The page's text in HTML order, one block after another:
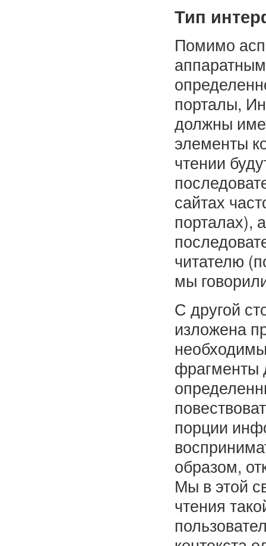
Тип
Помимо
порталы,
должны
элементы
чтении
сайтах
порталах),
читателю
мы
С другой
изложена
фрагменты
порции
образом,
Мы в этой
чтения